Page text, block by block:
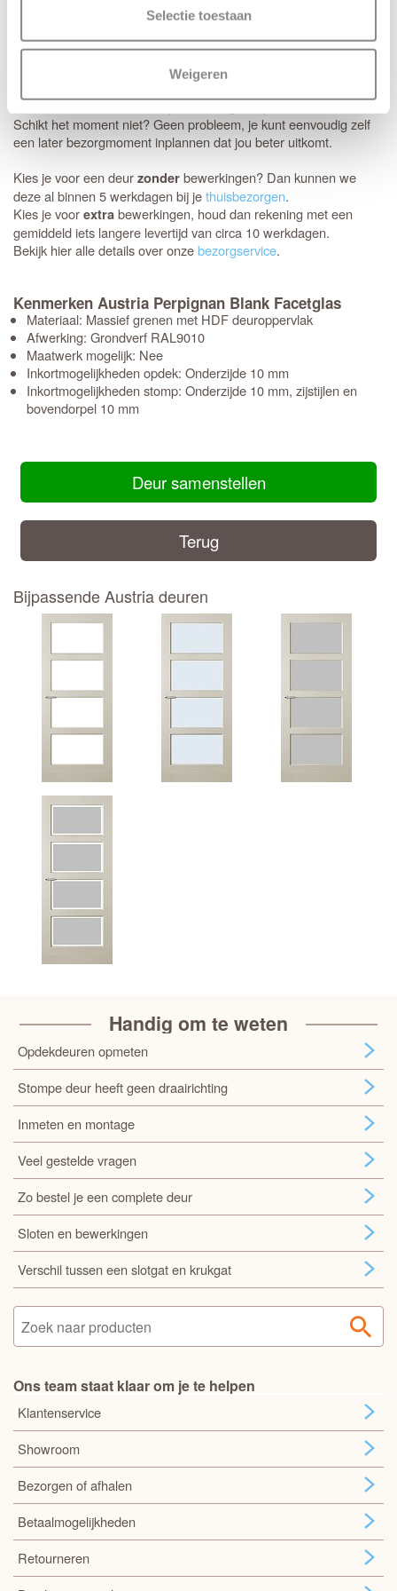
Selectie toestaan
Weigeren
Thuisbezorgd in 5 werkdagen
Je nieuwe deuren worden met de grootste zorg bij je thuis
van Voordeeldeuren, zodat je bestelling in topconditie aankomt.
Schikt het moment niet? Geen probleem, je kunt eenvoudig zelf
een later bezorgmoment inplannen dat jou beter uitkomt.
Kies je voor een deurzonderbewerkingen? Dan kunnen we
deze al binnen 5 werkdagen bij jethuisbezorgen.
Kies je voorextrabewerkingen, houd dan rekening met een
gemiddeld iets langere levertijd van circa 10 werkdagen.
Bekijk hier alle details over onzebezorgservice.
Kenmerken Austria Perpignan Blank Facetglas
Materiaal: Massief grenen met HDF deuroppervlak
Afwerking: Grondverf RAL9010
Maatwerk mogelijk: Nee
Inkortmogelijkheden opdek: Onderzijde 10 mm
Inkortmogelijkheden stomp: Onderzijde 10 mm, zijstijlen en
bovendorpel 10 mm
Deur samenstellen
Terug
Bijpassende Austria deuren
Handig om te weten
Opdekdeuren opmeten
Stompe deur heeft geen draairichting
Inmeten en montage
Veel gestelde vragen
Zo bestel je een complete deur
Sloten en bewerkingen
Verschil tussen een slotgat en krukgat
Ons team staat klaar om je te helpen
Klantenservice
Showroom
Bezorgen of afhalen
Betaalmogelijkheden
Retourneren